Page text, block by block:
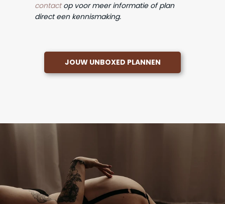
contactop voor meer informatie of plan
direct een kennismaking.
JOUW UNBOXED PLANNEN